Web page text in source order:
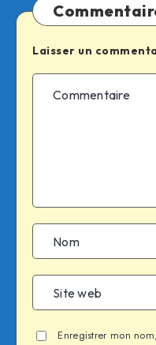
Laisser un
Enregistrer mon